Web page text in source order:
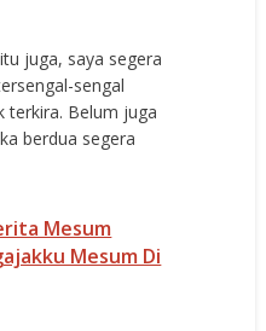
juga, saya segera
sengal
terkira. Belum juga
berdua segera
Mesum
Mesum Di